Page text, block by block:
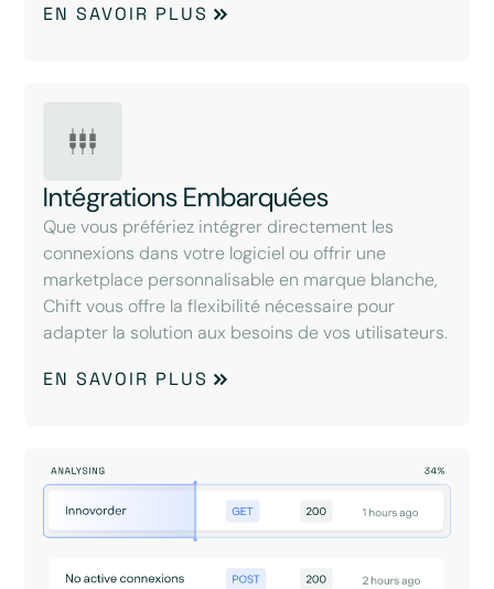
EN SAVOIR PLUS
Intégrations Embarquées
Que vous préfériez intégrer directement les
connexions dans votre logiciel ou offrir une
marketplace personnalisable en marque blanche,
Chift vous offre la flexibilité nécessaire pour
adapter la solution aux besoins de vos utilisateurs.
EN SAVOIR PLUS